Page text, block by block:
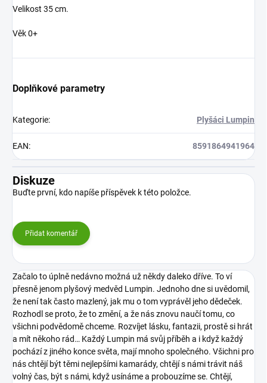
Velikost 35 cm.
Věk 0+
Doplňkové parametry
Kategorie: Plyšáci Lumpin
EAN: 8591864941964
Diskuze
Buďte první, kdo napíše příspěvek k této položce.
Přidat komentář
Začalo to úplně nedávno možná už někdy daleko dříve. To ví
přesně jenom plyšový medvěd Lumpin. Jednoho dne si uvědomil,
že není tak často mazlený, jak mu o tom vyprávěl jeho dědeček.
Rozhodl se proto, že to změní, a že nás znovu naučí tomu, co
všichni podvědomě chceme. Rozvíjet lásku, fantazii, prostě si hrát
a mít někoho rád… Každý Lumpin má svůj příběh a i když každý
pochází z jiného konce světa, mají mnoho společného. Všichni pro
nás chtějí být těmi nejlepšími kamarády, chtějí s námi trávit náš
volný čas, být s námi, když usínáme a probouzíme se. Chtějí,